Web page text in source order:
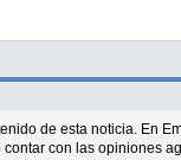
de esta noticia. En
con las opiniones